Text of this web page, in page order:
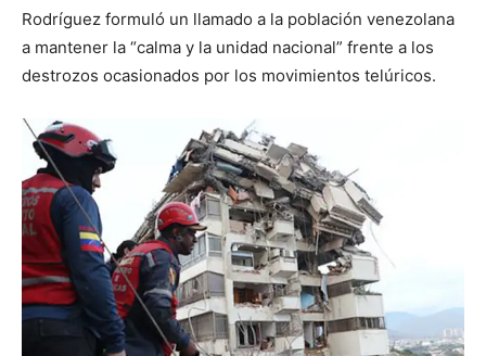
Rodríguez formuló un llamado a la población venezolana
a mantener la “calma y la unidad nacional” frente a los
destrozos ocasionados por los movimientos telúricos.